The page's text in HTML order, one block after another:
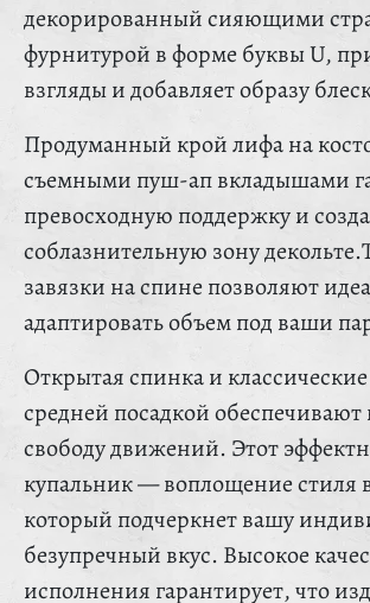
декорированный сияющими
фурнитурой в форме буквы U,
взгляды и добавляет образу
Продуманный крой лифа на
съемными пуш-ап вкладышами
превосходную поддержку и
соблазнительную зону
завязки на спине позволяют
адаптировать объем под ваши
Открытая спинка и
средней посадкой
свободу движений. Этот
купальник — воплощение стиля
который подчеркнет вашу
безупречный вкус. Высокое
исполнения гарантирует, что